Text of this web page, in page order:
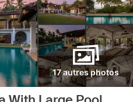
17 autres photos